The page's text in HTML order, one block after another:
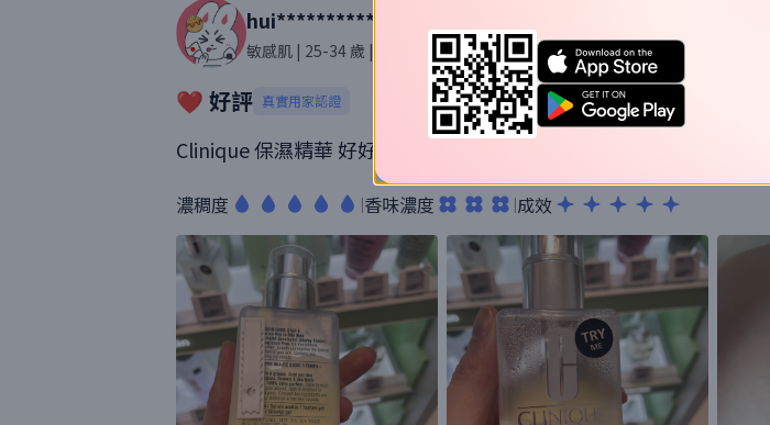
hui****************com
敏感肌 | 25-34 歲 | 73則評價
❤️ 好評 真實用家認證
Clinique 保濕精華 好好用 好保濕 不會敏感好好用 價錢合理
濃稠度 |香味濃度 |成效